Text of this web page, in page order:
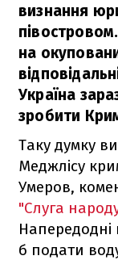
визнання
на
Україна
зробити
Таку думку
Меджлісу
Умеров,
"Слуга
б подати